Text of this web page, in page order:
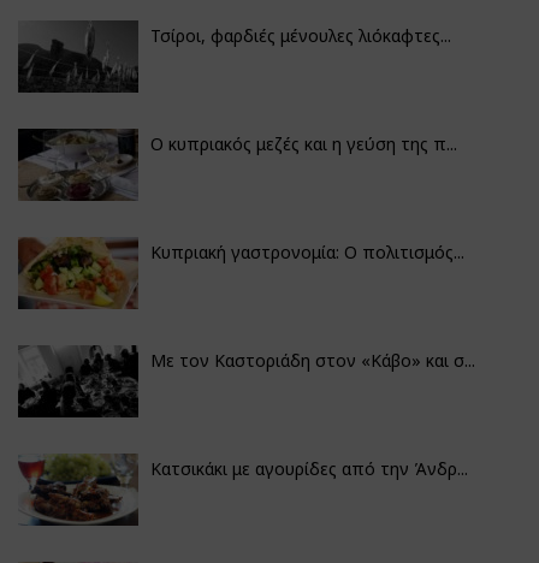
Τσίροι, φαρδιές μένουλες λιόκαφτες...
Ο κυπριακός μεζές και η γεύση της π...
Κυπριακή γαστρονομία: Ο πολιτισμός...
Με τον Καστοριάδη στον «Κάβο» και σ...
Κατσικάκι με αγουρίδες από την Άνδρ...